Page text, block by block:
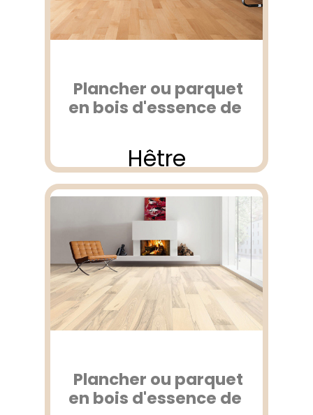
Plancher ou parquet
en bois d'essence de
Hêtre
Plancher ou parquet
en bois d'essence de